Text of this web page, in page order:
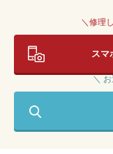
＼修理
スマ
＼